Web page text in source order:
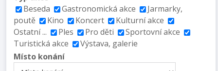
Beseda
Gastronomická akce
Jarmarky,
poutě
Kino Koncert
Kulturní akce
Ostatní ...
Ples Pro děti
Sportovní akce
Turistická akce
Výstava, galerie
Místo konání